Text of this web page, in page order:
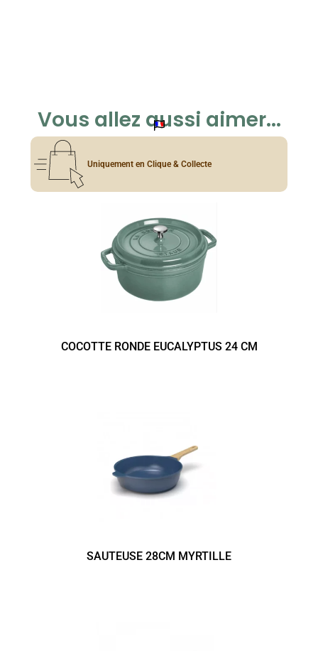
Vous allez aussi aimer...
Uniquement en Clique & Collecte
COCOTTE RONDE EUCALYPTUS 24 CM
SAUTEUSE 28CM MYRTILLE